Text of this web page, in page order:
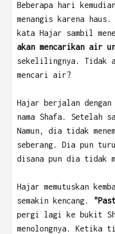
Beberapa hari
menangis karena haus.
kata Hajar sambil
akan mencarikan air
sekelilingnya. Tidak
mencari air?
Hajar berjalan dengan
nama Shafa. Setelah
Namun, dia tidak
seberang. Dia pun
disana pun dia tidak
Hajar memutuskan
semakin kencang.
pergi lagi ke bukit
menolongnya. Ketika